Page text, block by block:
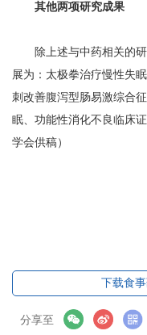
其他两项研究成果
除上述与中药相关的
展为：太极拳治疗慢性失
刺改善腹泻型肠易激综合
眠、功能性消化不良临床
学会供稿）
下载食
分享至